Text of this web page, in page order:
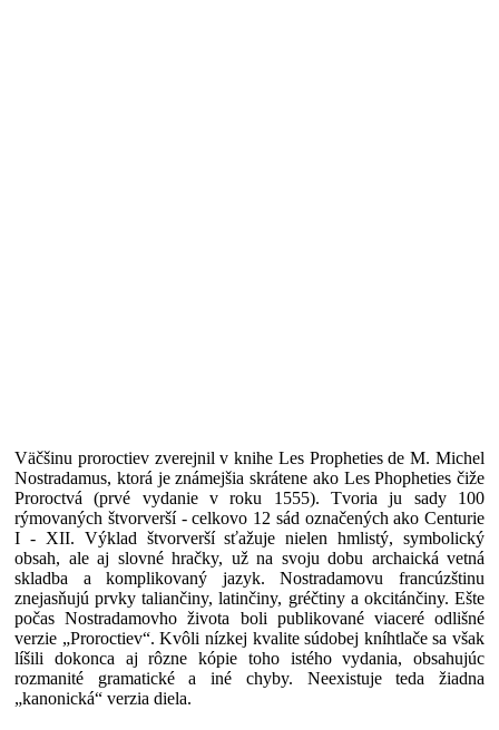
Väčšinu proroctiev zverejnil v knihe Les Propheties de M. Michel
Nostradamus, ktorá je známejšia skrátene ako Les Phopheties čiže
Proroctvá (prvé vydanie v roku 1555). Tvoria ju sady 100
rýmovaných štvorverší - celkovo 12 sád označených ako Centurie
I - XII. Výklad štvorverší sťažuje nielen hmlistý, symbolický
obsah, ale aj slovné hračky, už na svoju dobu archaická vetná
skladba a komplikovaný jazyk. Nostradamovu francúzštinu
znejasňujú prvky taliančiny, latinčiny, gréčtiny a okcitánčiny. Ešte
počas Nostradamovho života boli publikované viaceré odlišné
verzie „Proroctiev“. Kvôli nízkej kvalite súdobej kníhtlače sa však
líšili dokonca aj rôzne kópie toho istého vydania, obsahujúc
rozmanité gramatické a iné chyby. Neexistuje teda žiadna
„kanonická“ verzia diela.